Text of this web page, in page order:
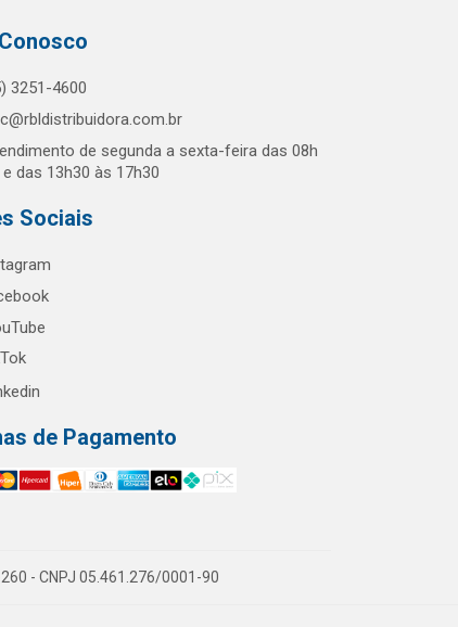
3251-4600
de segunda a sexta-feira das 08h
das 13h30 às 17h30
Sociais
de Pagamento
- CNPJ 05.461.276/0001-90